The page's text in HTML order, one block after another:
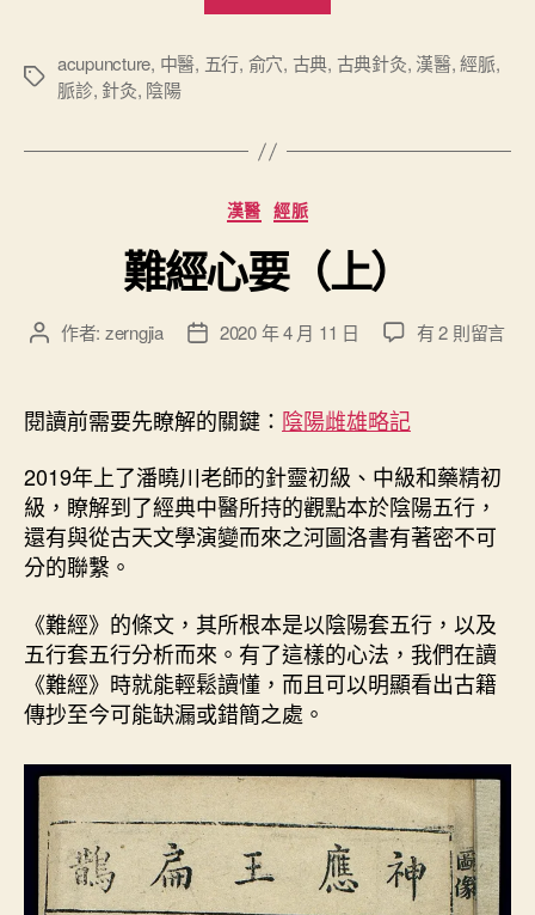
心
中
標
acupuncture, 中醫, 五行, 俞穴, 古典, 古典針灸, 漢醫,經脈,
脈診, 針灸, 陰陽
分
類
漢醫 經脈
難經心要（上）
文
者
作者: zerngjia
文
佈
日
期
2020 年 4 月 11 日
在
要
（
上
）
有 2 則留言
閱讀前需要先瞭解的關鍵： 陰陽雌雄略記
2019年上了潘曉川老師的針靈初級、中級和藥精初
級，瞭解到了經典中醫所持的觀點本於陰陽五行，
還有與從古天文學演變而來之河圖洛書有著密不可
分的聯繫。
《難經》的條文，其所根本是以陰陽套五行，以及
五行套五行分析而來。有了這樣的心法，我們在讀
《難經》時就能輕鬆讀懂，而且可以明顯看出古籍
傳抄至今可能缺漏或錯簡之處。